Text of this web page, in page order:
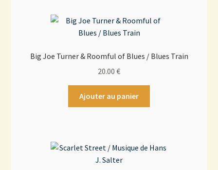
Big Joe Turner & Roomful of Blues / Blues Train
20.00 €
Ajouter au panier